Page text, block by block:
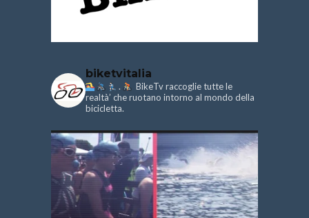
biketvitalia
.
BikeTv raccoglie tutte le
realtà’ che ruotano intorno al mondo della
bicicletta.